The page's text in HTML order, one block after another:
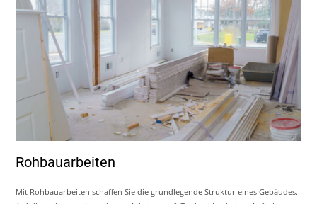
Rohbauarbeiten
Mit Rohbauarbeiten schaffen Sie die grundlegende Struktur eines Gebäudes.